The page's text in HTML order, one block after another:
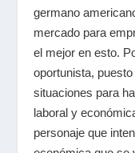
germano
mercado para
el mejor en esto.
oportunista,
situaciones para
laboral y
personaje que